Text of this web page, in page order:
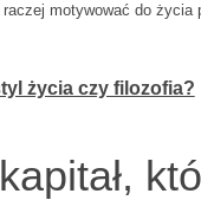
motywować do
życia czy filozofia?